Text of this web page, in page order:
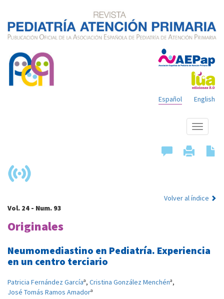
English
Español
Mostrar
menú
Volver al índice
Vol. 24 - Num. 93
Originales
Neumomediastino en Pediatría. Experiencia
en un centro terciario
Patricia Fernández Garcíaa, Cristina González Menchéna,
José Tomás Ramos Amadora